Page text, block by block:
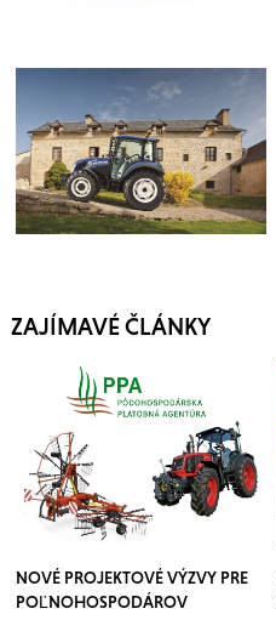
ZAJÍMAVÉ ČLÁNKY
NOVÉ PROJEKTOVÉ VÝZVY PRE
POĽNOHOSPODÁROV